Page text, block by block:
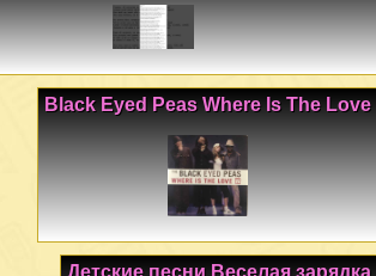
Black Eyed Peas Where Is The Love
Детские песни Веселая зарядка